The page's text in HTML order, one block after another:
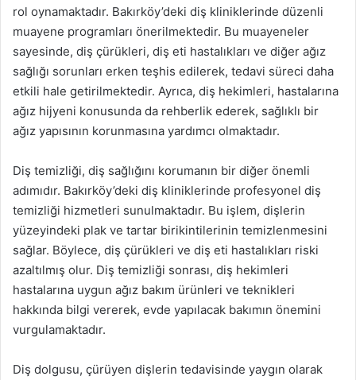
rol oynamaktadır. Bakırköy’deki diş kliniklerinde düzenli
muayene programları önerilmektedir. Bu muayeneler
sayesinde, diş çürükleri, diş eti hastalıkları ve diğer ağız
sağlığı sorunları erken teşhis edilerek, tedavi süreci daha
etkili hale getirilmektedir. Ayrıca, diş hekimleri, hastalarına
ağız hijyeni konusunda da rehberlik ederek, sağlıklı bir
ağız yapısının korunmasına yardımcı olmaktadır.
Diş temizliği, diş sağlığını korumanın bir diğer önemli
adımıdır. Bakırköy’deki diş kliniklerinde profesyonel diş
temizliği hizmetleri sunulmaktadır. Bu işlem, dişlerin
yüzeyindeki plak ve tartar birikintilerinin temizlenmesini
sağlar. Böylece, diş çürükleri ve diş eti hastalıkları riski
azaltılmış olur. Diş temizliği sonrası, diş hekimleri
hastalarına uygun ağız bakım ürünleri ve teknikleri
hakkında bilgi vererek, evde yapılacak bakımın önemini
vurgulamaktadır.
Diş dolgusu, çürüyen dişlerin tedavisinde yaygın olarak